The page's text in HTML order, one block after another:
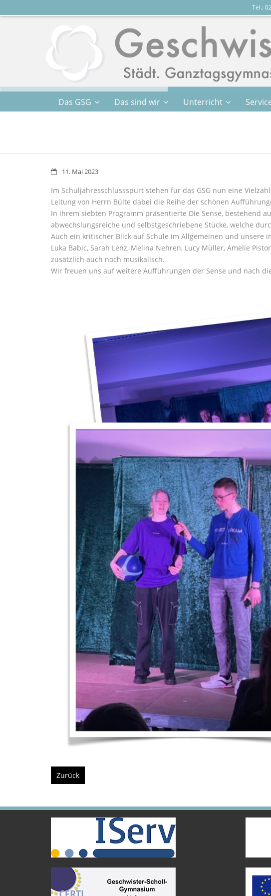
Tel.:
Das GSG Das sind wir Unterricht
11. Mai 2023
Im Schuljahresschlussspurt stehen für das GSG nun eine
Leitung von Herrn Bülte dabei die Reihe der schönen
In ihrem siebten Programm präsentierte Die Sense, bestehend
abwechslungsreiche und selbstgeschriebene Stücke, welche
Auch ein kritischer Blick auf Schule im Allgemeinen und unsere
Luka Babic, Sarah Lenz, Melina Nehren, Lucy Müller, Amelie
zusätzlich auch noch musikalisch.
Wir freuen uns auf weitere Aufführungen der Sense und nach
Zurück